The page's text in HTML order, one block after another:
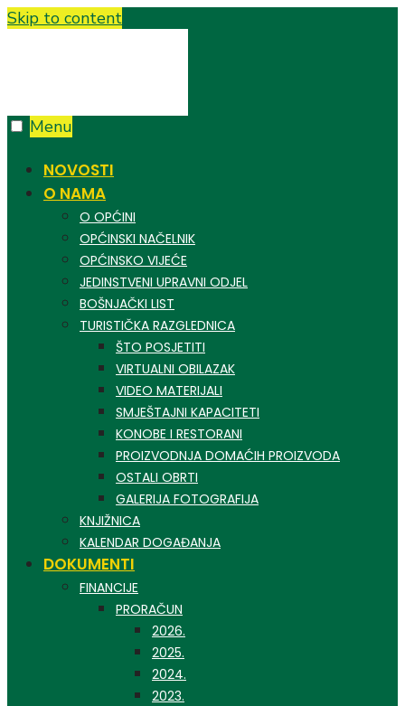
Skip to content
Menu
NOVOSTI
O NAMA
O OPĆINI
OPĆINSKI NAČELNIK
OPĆINSKO VIJEĆE
JEDINSTVENI UPRAVNI ODJEL
BOŠNJAČKI LIST
TURISTIČKA RAZGLEDNICA
ŠTO POSJETITI
VIRTUALNI OBILAZAK
VIDEO MATERIJALI
SMJEŠTAJNI KAPACITETI
KONOBE I RESTORANI
PROIZVODNJA DOMAĆIH PROIZVODA
OSTALI OBRTI
GALERIJA FOTOGRAFIJA
KNJIŽNICA
KALENDAR DOGAĐANJA
DOKUMENTI
FINANCIJE
PRORAČUN
2026.
2025.
2024.
2023.